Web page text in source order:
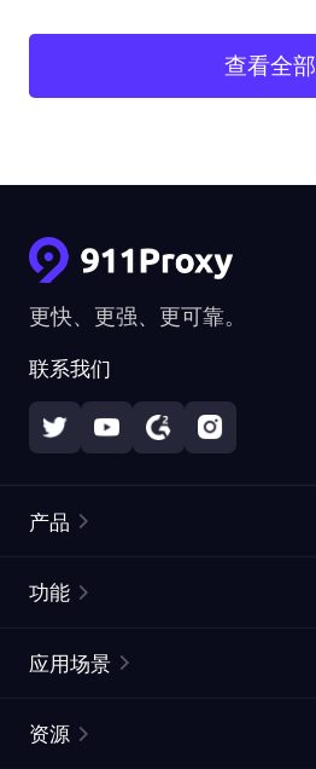
查看全部
更快、更强、更可靠。
联系我们
产品
静态住宅代理
功能
ISP代理
应用场景
资源